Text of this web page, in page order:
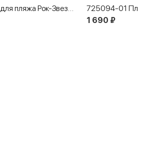
725090-02 Обувь для пляжа Рок-Звезда
1 690 ₽